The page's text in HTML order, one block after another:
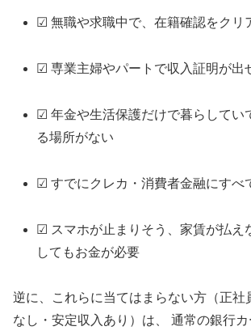
☑ 無職や求職中で、在籍確認をクリ
☑ 専業主婦やパートで収入証明が出
☑ 年金や生活保護だけで暮らしてい
る場所がない
☑ すでにクレカ・消費者金融にすべ
☑ スマホが止まりそう、家賃が払え
してもお金が必要
逆に、これらに当てはまらない方（正社
なし・安定収入あり）は、 通常の銀行